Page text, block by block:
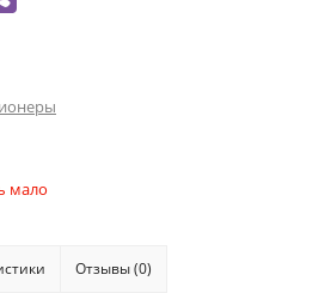
мало
Отзывы (0)